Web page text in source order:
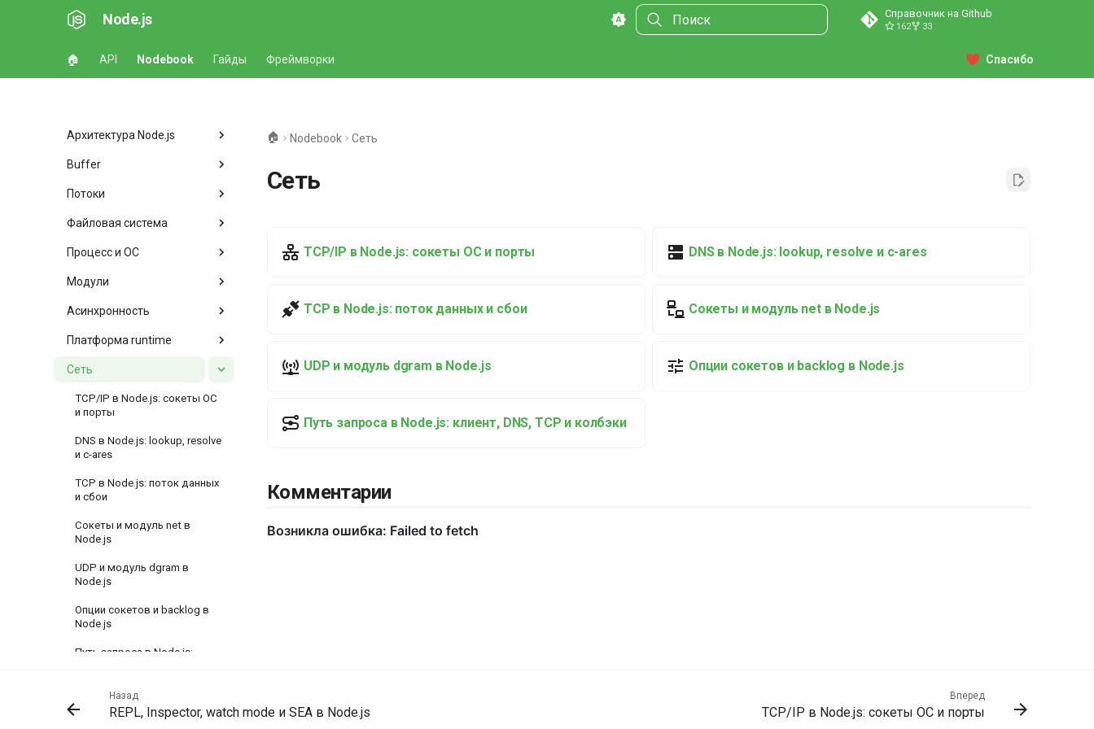
Node.js Справочник на Github
162 33
🏠 API Nodebook Гайды Фреймворки Спасибо
Архитектура Node.js
Buffer
Потоки
Файловая система
Процесс и ОС
Модули
Асинхронность
Платформа runtime
Сеть
TCP/IP в Node.js: сокеты ОС
и порты
DNS в Node.js: lookup, resolve
и c-ares
TCP в Node.js: поток данных
и сбои
Сокеты и модуль net в
Node.js
UDP и модуль dgram в
Node.js
Опции сокетов и backlog в
Node.js
Путь запроса в Node.js:
🏠 Nodebook Сеть
Сеть
TCP/IP в Node.js: сокеты ОС и порты DNS в Node.js: lookup, resolve и c-ares
TCP в Node.js: поток данных и сбои Сокеты и модуль net в Node.js
UDP и модуль dgram в Node.js Опции сокетов и backlog в Node.js
Путь запроса в Node.js: клиент, DNS, TCP и колбэки
Комментарии
Назад
REPL, Inspector, watch mode и SEA в Node.js
Вперед
TCP/IP в Node.js: сокеты ОС и порты